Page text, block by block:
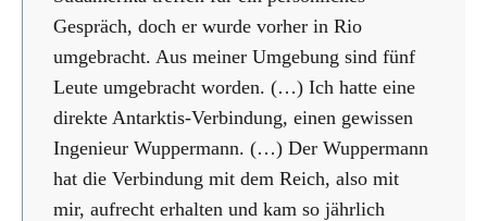
Gespräch, doch er wurde vorher in Rio
umgebracht. Aus meiner Umgebung sind fünf
Leute umgebracht worden. (…) Ich hatte eine
direkte Antarktis-Verbindung, einen gewissen
Ingenieur Wuppermann. (…) Der Wuppermann
hat die Verbindung mit dem Reich, also mit
mir, aufrecht erhalten und kam so jährlich